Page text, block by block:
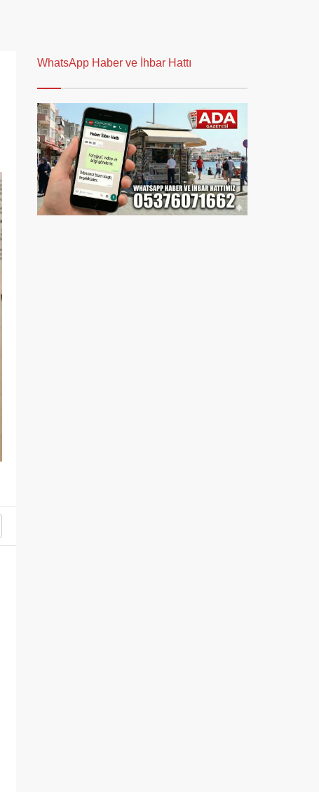
WhatsApp Haber ve İhbar Hattı